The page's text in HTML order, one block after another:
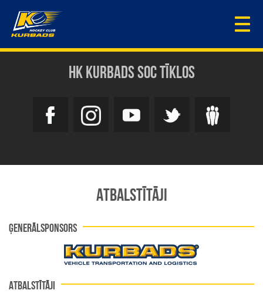
HK KURBADS SOC TĪKLOS
ATBALSTĪTĀJI
ĢENERĀLSPONSORS
ATBALSTĪTĀJI